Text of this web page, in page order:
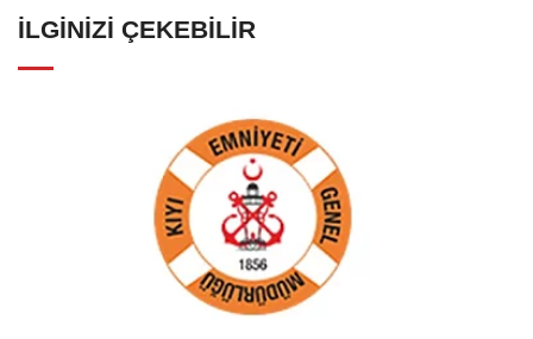
İLGINIZI ÇEKEBILIR